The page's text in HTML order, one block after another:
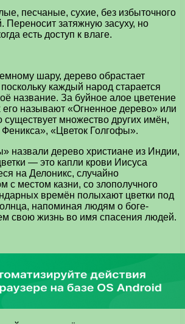
песчаные, сухие, без избыточного
Переносит затяжную засуху, но
есть доступ к влаге.
шару, дерево обрастает
каждый народ старается
название. За буйное алое цветение
его называют «Огненное дерево» или
множество других имён,
«Цветок Голгофы».
назвали дерево христиане из Индии,
— это капли крови Иисуса
на Делоникс, случайно
с местом казни, со злополучного
времён полыхают цветки под
напоминая людям о боге-
свою жизнь во имя спасения людей.